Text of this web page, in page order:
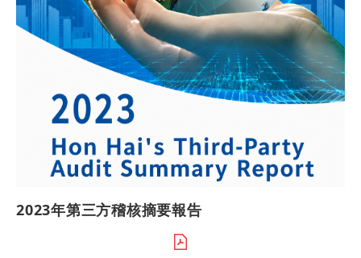
2023年第三方稽核摘要報告